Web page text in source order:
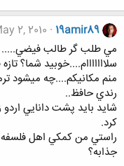
19amir89
2, 2010
مي طلب گر طالب فيضي.....
سلااااااام....خوبيد شما؟
منم مكانيكم....چه ميشود
رندي حافظ..
شايد بايد پشت دانايي
كرد.
راستي من كمكي اهل
جذابه؟